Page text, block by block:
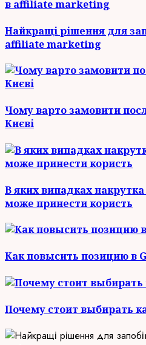
Найкращі рішення для
affiliate marketing
Чому варто замовити
Києві
В яких випадках
може принести користь
Как повысить позицию в
Почему стоит выбирать